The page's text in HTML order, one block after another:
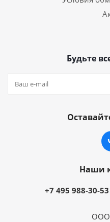
Будьте
Наши
+7 495 988-30-53
ООО